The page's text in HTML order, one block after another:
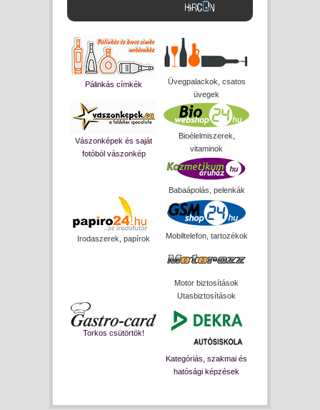
Pálinkás címkék
Üvegpalackok, csatos
üvegek
Vászonképek és saját
fotóból vászonkép
Bioélelmiszerek,
vitaminok
Babaápolás, pelenkák
Irodaszerek, papírok Mobiltelefon, tartozékok
Motor biztosítások
Utasbiztosítások
Torkos csütörtök!
Kategóriás, szakmai és
hatósági képzések